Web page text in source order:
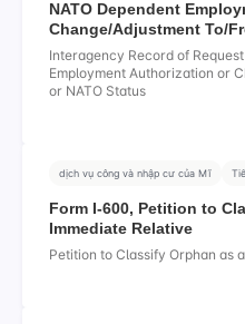
NATO Dependent
Change/Adjustment To/
Interagency Record of
Employment Authorization or
or NATO Status
dịch vụ công và nhập cư của Mĩ
Form I-600, Petition to
Immediate Relative
Petition to Classify Orphan as